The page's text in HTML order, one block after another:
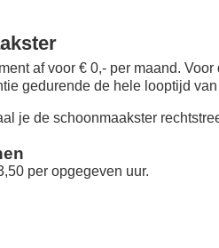
af voor € 0,- per maand. Voor
gedurende de hele looptijd
je de schoonmaakster
per opgegeven uur.